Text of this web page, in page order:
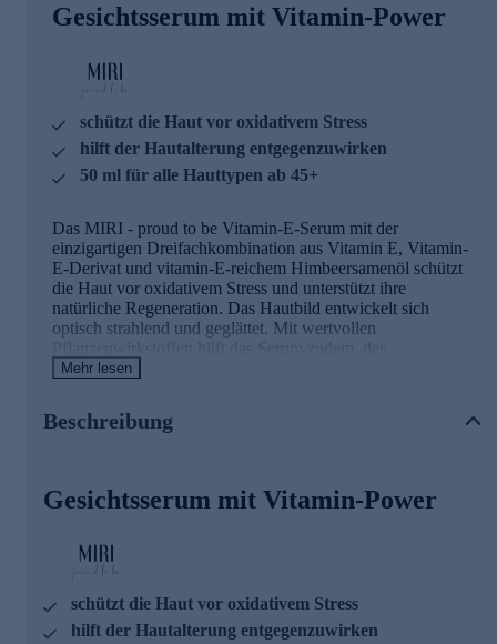
Gesichtsserum mit Vitamin-Power
schützt die Haut vor oxidativem Stress
hilft der Hautalterung entgegenzuwirken
50 ml für alle Hauttypen ab 45+
Das MIRI - proud to be Vitamin-E-Serum mit der
einzigartigen Dreifachkombination aus Vitamin E, Vitamin-
E-Derivat und vitamin-E-reichem Himbeersamenöl schützt
die Haut vor oxidativem Stress und unterstützt ihre
natürliche Regeneration. Das Hautbild entwickelt sich
optisch strahlend und geglättet. Mit wertvollen
Pflanzenwirkstoffen hilft das Serum zudem, der
Hautalterung entgegenzuwirken und sorgt für ein
und Nachtcremes.
Mehr lesen
Beschreibung
Gesichtsserum mit Vitamin-Power
schützt die Haut vor oxidativem Stress
hilft der Hautalterung entgegenzuwirken